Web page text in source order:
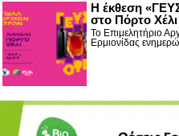
Η έκθεση
στο Πόρτο
Το Επιμελητήριο
Ερμιονίδας